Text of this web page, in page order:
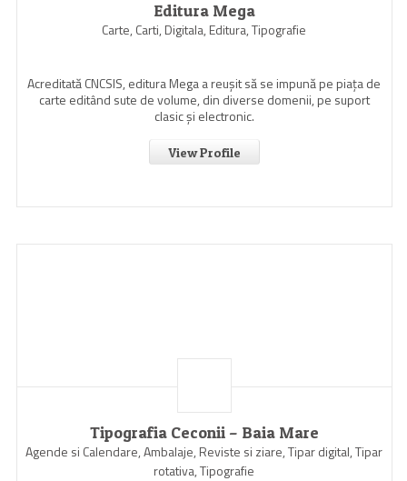
Editura Mega
Carte, Carti, Digitala, Editura, Tipografie
Acreditată CNCSIS, editura Mega a reuşit să se impună pe piaţa de
carte editând sute de volume, din diverse domenii, pe suport
clasic şi electronic.
View Profile
Tipografia Ceconii – Baia Mare
Agende si Calendare, Ambalaje, Reviste si ziare, Tipar digital, Tipar
rotativa, Tipografie